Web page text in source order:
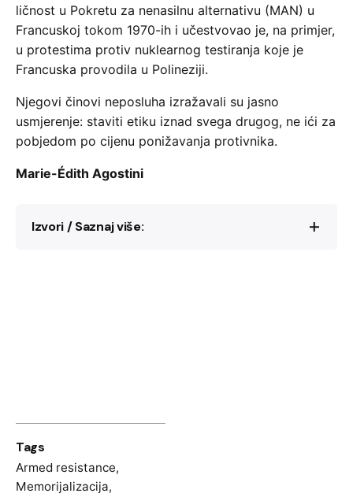
ličnost u Pokretu za nenasilnu alternativu (MAN) u
Francuskoj tokom 1970-ih i učestvovao je, na primjer,
u protestima protiv nuklearnog testiranja koje je
Francuska provodila u Polineziji.
Njegovi činovi neposluha izražavali su jasno
usmjerenje: staviti etiku iznad svega drugog, ne ići za
pobjedom po cijenu ponižavanja protivnika.
Marie-Édith Agostini
Izvori / Saznaj više:
Tags
Armed resistance,
Memorijalizacija,